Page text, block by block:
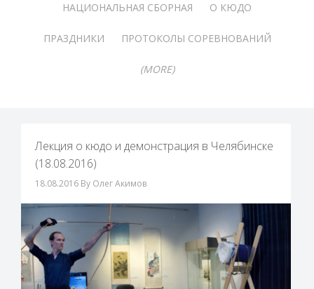
НАЦИОНАЛЬНАЯ СБОРНАЯ О КЮДО
ПРАЗДНИКИ ПРОТОКОЛЫ СОРЕВНОВАНИЙ
(MORE)
Лекция о кюдо и демонстрация в Челябинске
(18.08.2016)
18.08.2016 By Олег Акимов